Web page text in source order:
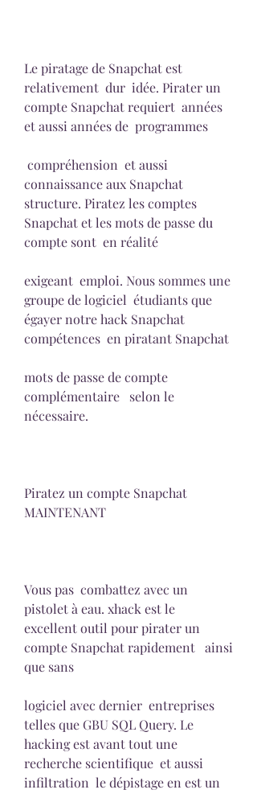
Le piratage de Snapchat est
relativement  dur  idée. Pirater un
compte Snapchat requiert  années
et aussi années de  programmes
connaissance aux Snapchat
structure. Piratez les comptes
Snapchat et les mots de passe du
compte sont  en réalité
exigeant  emploi. Nous sommes une
groupe de logiciel  étudiants que
égayer notre hack Snapchat
compétences  en piratant Snapchat
mots de passe de compte
complémentaire   selon le
nécessaire.
Piratez un compte Snapchat
MAINTENANT
Vous pas  combattez avec un
pistolet à eau. xhack est le
excellent outil pour pirater un
compte Snapchat rapidement   ainsi
que sans
logiciel avec dernier  entreprises
telles que GBU SQL Query. Le
hacking est avant tout une
recherche scientifique  et aussi
infiltration  le dépistage en est un